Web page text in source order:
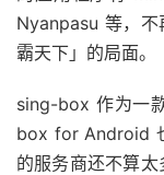
Nyanpasu 等，
霸天下」的局面。
sing-box 作为一
box for Android
的服务商还不算